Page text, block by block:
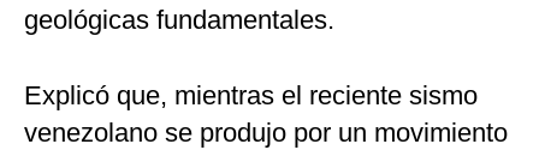
geológicas fundamentales.
Explicó que, mientras el reciente sismo
venezolano se produjo por un movimiento